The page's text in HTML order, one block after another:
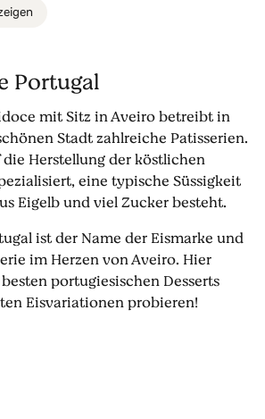
Portugal
mit Sitz in Aveiro betreibt in
Stadt zahlreiche Patisserien.
Herstellung der köstlichen
eine typische Süssigkeit
Eigelb und viel Zucker besteht.
ist der Name der Eismarke und
im Herzen von Aveiro. Hier
portugiesischen Desserts
Eisvariationen probieren!